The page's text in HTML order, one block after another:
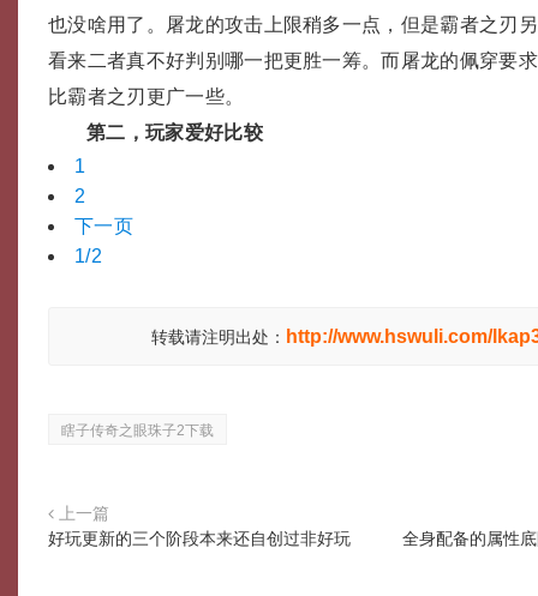
也没啥用了。屠龙的攻击上限稍多一点，但是霸者之刃
看来二者真不好判别哪一把更胜一筹。而屠龙的佩穿要
比霸者之刃更广一些。
第二，玩家爱好比较
1
2
下一页
1/2
转载请注明出处： http://www.hswuli.com/
瞎子传奇之眼珠子2下载
上一篇
好玩更新的三个阶段本来还自创过非好玩
全身配备的属性